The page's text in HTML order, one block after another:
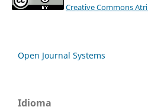
Creative Commons
Open Journal Systems
Idioma